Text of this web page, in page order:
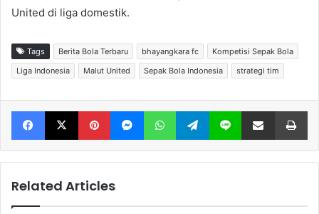
United di liga domestik.
Tags Berita Bola Terbaru bhayangkara fc
Kompetisi Sepak Bola
Liga Indonesia
Malut United Sepak Bola Indonesia strategi tim
Facebook X Pinterest Messenger WhatsApp Telegram Line Share via Email
Related Articles